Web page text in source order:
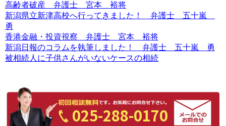
高齢者破産 弁護士 宮本 裕将
新潟県立新津高校へ行ってきました！ 弁護士 五十嵐
勇
香港金融・投資視察 弁護士 宮本 裕将
新潟日報のコラムを執筆しました！ 弁護士 五十嵐 勇
被相続人に子供さんがいないケースの相続
025-288-0170